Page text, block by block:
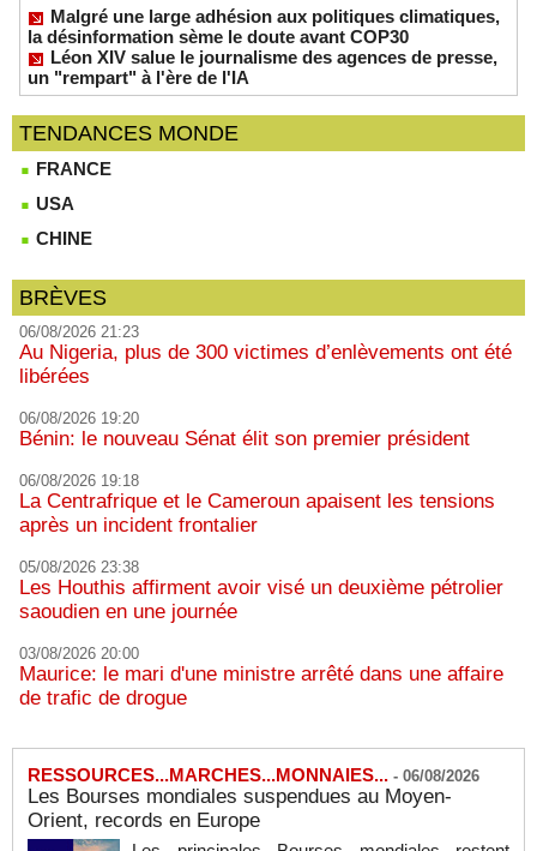
Malgré une large adhésion aux politiques climatiques,
la désinformation sème le doute avant COP30
Léon XIV salue le journalisme des agences de presse,
un "rempart" à l'ère de l'IA
TENDANCES MONDE
FRANCE
USA
CHINE
BRÈVES
06/08/2026 21:23
Au Nigeria, plus de 300 victimes d’enlèvements ont été
libérées
06/08/2026 19:20
Bénin: le nouveau Sénat élit son premier président
06/08/2026 19:18
La Centrafrique et le Cameroun apaisent les tensions
après un incident frontalier
05/08/2026 23:38
Les Houthis affirment avoir visé un deuxième pétrolier
saoudien en une journée
03/08/2026 20:00
Maurice: le mari d'une ministre arrêté dans une affaire
de trafic de drogue
RESSOURCES...MARCHES...MONNAIES... - 06/08/2026
Les Bourses mondiales suspendues au Moyen-
Orient, records en Europe